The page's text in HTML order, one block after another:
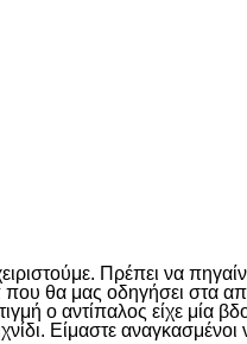
Πρέπει να
που θα μας οδηγήσει στα
ο αντίπαλος είχε μία
Είμαστε